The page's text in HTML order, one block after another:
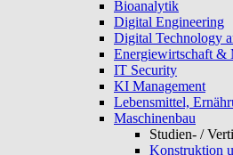
Bioanalytik
Digital Engineering
Digital Technology
Energiewirtschaft &
IT Security
KI Management
Lebensmittel,
Maschinenbau
Studien- /
Konstruktion